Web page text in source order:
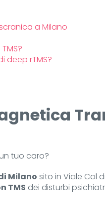
a Milano
deep rTMS?
tuo caro?
Milano sito in Viale Col
TMS dei disturbi